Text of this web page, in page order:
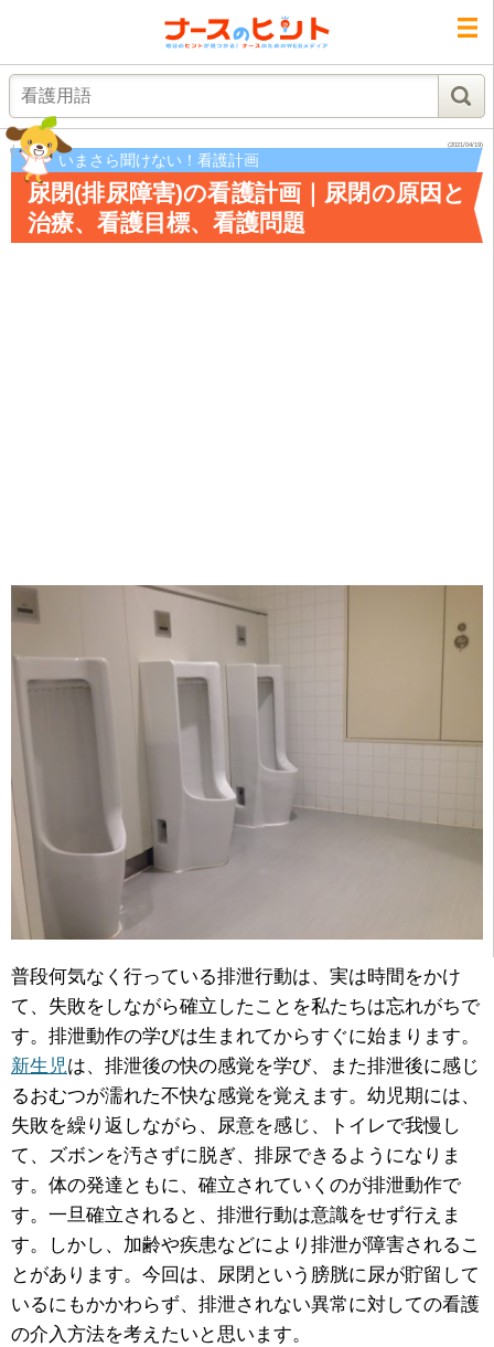
(2021/04/19)
いまさら聞けない！看護計画
尿閉(排尿障害)の看護計画｜尿閉の原因と
治療、看護目標、看護問題
普段何気なく行っている排泄行動は、実は時間をかけ
て、失敗をしながら確立したことを私たちは忘れがちで
す。排泄動作の学びは生まれてからすぐに始まります。
新生児は、排泄後の快の感覚を学び、また排泄後に感じ
るおむつが濡れた不快な感覚を覚えます。幼児期には、
失敗を繰り返しながら、尿意を感じ、トイレで我慢し
て、ズボンを汚さずに脱ぎ、排尿できるようになりま
す。体の発達ともに、確立されていくのが排泄動作で
す。一旦確立されると、排泄行動は意識をせず行えま
す。しかし、加齢や疾患などにより排泄が障害されるこ
とがあります。今回は、尿閉という膀胱に尿が貯留して
いるにもかかわらず、排泄されない異常に対しての看護
の介入方法を考えたいと思います。